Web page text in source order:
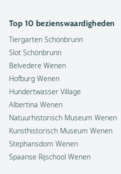
Top 10 bezienswaardigheden
Tiergarten Schönbrunn
Slot Schönbrunn
Belvedere Wenen
Hofburg Wenen
Hundertwasser Village
Albertina Wenen
Natuurhistorisch Museum Wenen
Kunsthistorisch Museum Wenen
Stephansdom Wenen
Spaanse Rijschool Wenen